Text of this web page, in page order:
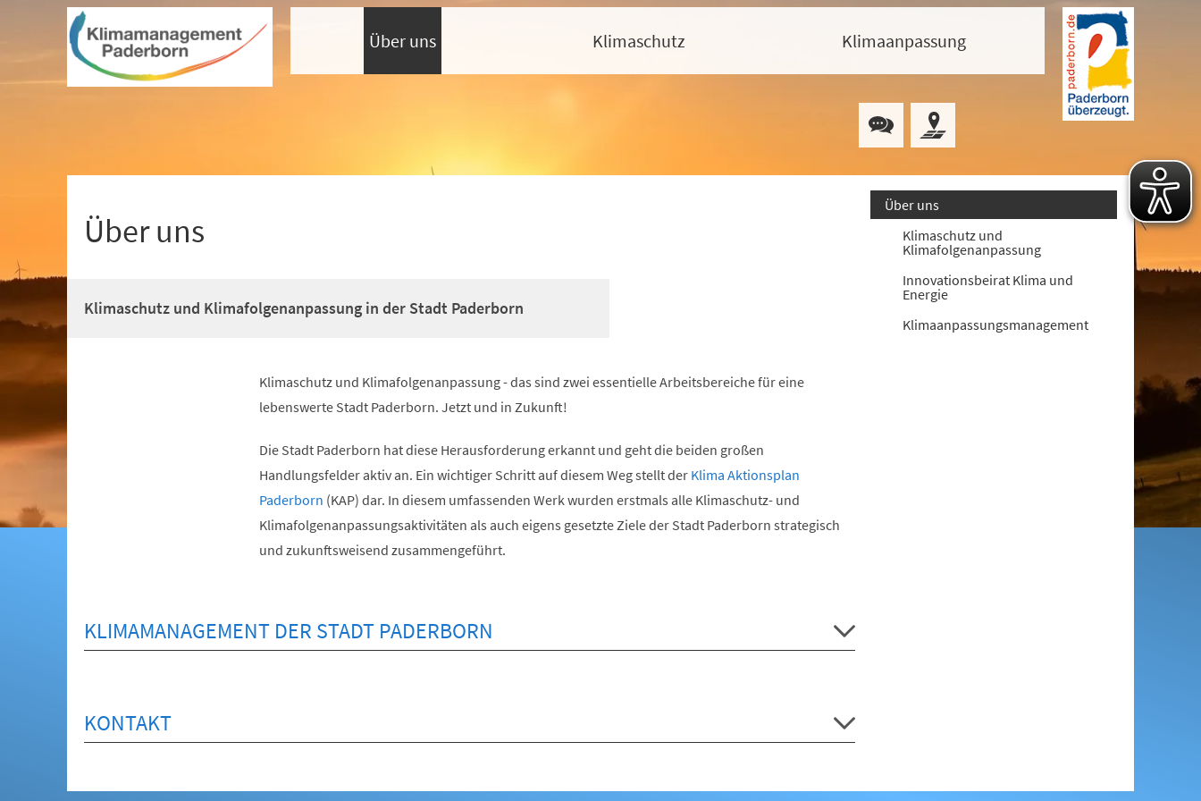
Inhalt anspringen
Assistenzsoftware
Tastatur
Über uns Klimaschutz Klimaanpassung
Über uns
Klimaschutz und Klimafolgenanpassung in der Stadt Paderborn
Klimaschutz und Klimafolgenanpassung - das sind zwei essentielle Arbeitsbereiche für eine
lebenswerte Stadt Paderborn. Jetzt und in Zukunft!
Die Stadt Paderborn hat diese Herausforderung erkannt und geht die beiden großen
Handlungsfelder aktiv an. Ein wichtiger Schritt auf diesem Weg stellt der Klima Aktionsplan
Paderborn (KAP) dar. In diesem umfassenden Werk wurden erstmals alle Klimaschutz- und
Klimafolgenanpassungsaktivitäten als auch eigens gesetzte Ziele der Stadt Paderborn strategisch
und zukunftsweisend zusammengeführt.
KLIMAMANAGEMENT DER STADT PADERBORN
KONTAKT
Über uns
Klimaschutz und
Klimafolgenanpassung
Innovationsbeirat Klima und
Energie
Klimaanpassungsmanagement